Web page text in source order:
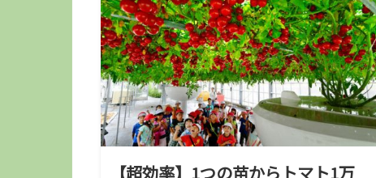
【超効率】1つの苗からトマト1万